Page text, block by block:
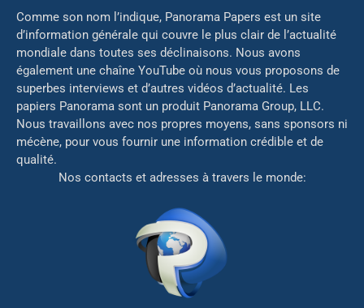
Comme son nom l’indique, Panorama Papers est un site
d’information générale qui couvre le plus clair de l’actualité
mondiale dans toutes ses déclinaisons. Nous avons
également une chaîne YouTube où nous vous proposons de
superbes interviews et d’autres vidéos d’actualité. Les
papiers Panorama sont un produit Panorama Group, LLC.
Nous travaillons avec nos propres moyens, sans sponsors ni
mécène, pour vous fournir une information crédible et de
qualité.
Nos contacts et adresses à travers le monde: